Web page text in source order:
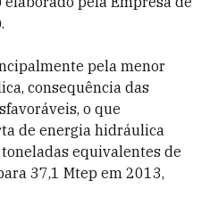
pela menor
consequência das
o que
de energia hidráulica
equivalentes de
37,1 Mtep em 2013,